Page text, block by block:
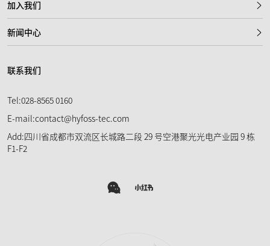
加入我们
新闻中心
联系我们
Tel:028-8565 0160
E-mail:contact@hyfoss-tec.com
Add:四川省成都市双流区长城路二段 29 号空港聚光光电产业园 9 栋
F1-F2